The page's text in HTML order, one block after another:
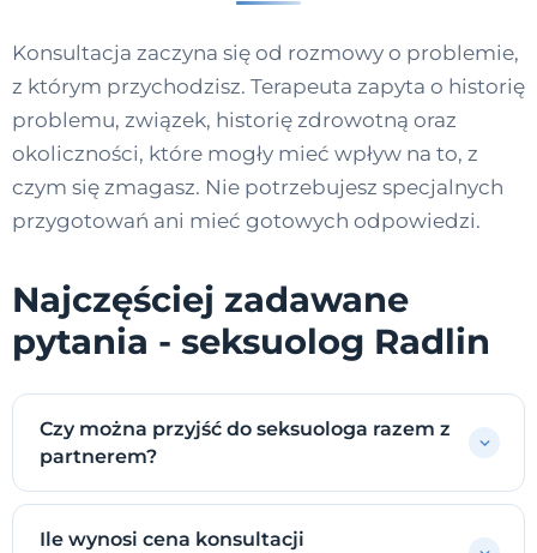
Konsultacja zaczyna się od rozmowy o problemie,
z którym przychodzisz. Terapeuta zapyta o historię
problemu, związek, historię zdrowotną oraz
okoliczności, które mogły mieć wpływ na to, z
czym się zmagasz. Nie potrzebujesz specjalnych
przygotowań ani mieć gotowych odpowiedzi.
Najczęściej zadawane
pytania - seksuolog Radlin
Czy można przyjść do seksuologa razem z
partnerem?
Ile wynosi cena konsultacji